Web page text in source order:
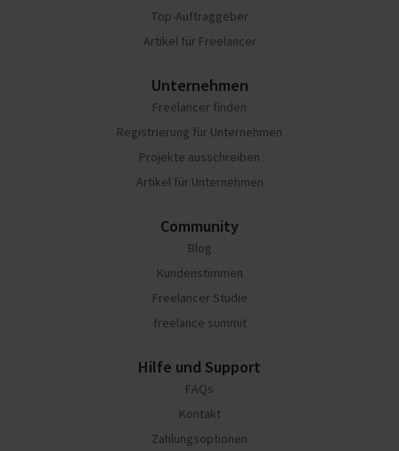
Top-Auftraggeber
Artikel für Freelancer
Unternehmen
Freelancer finden
Registrierung für Unternehmen
Projekte ausschreiben
Artikel für Unternehmen
Community
Blog
Kundenstimmen
Freelancer Studie
freelance summit
Hilfe und Support
FAQs
Kontakt
Zahlungsoptionen